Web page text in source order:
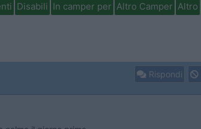
Disabili In camper per Altro Camper Altro
Rispondi